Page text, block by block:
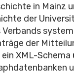
in Mainz
der
der
XML-